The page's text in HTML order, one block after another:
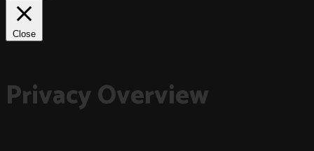
Close
Privacy Overview